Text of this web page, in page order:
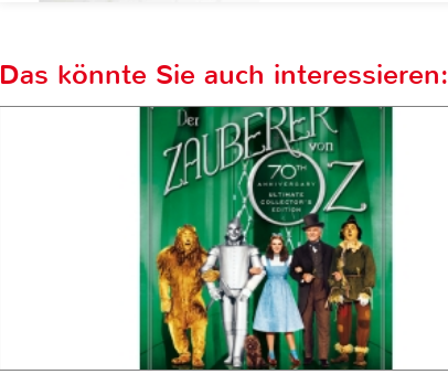
Das könnte Sie auch interessieren: